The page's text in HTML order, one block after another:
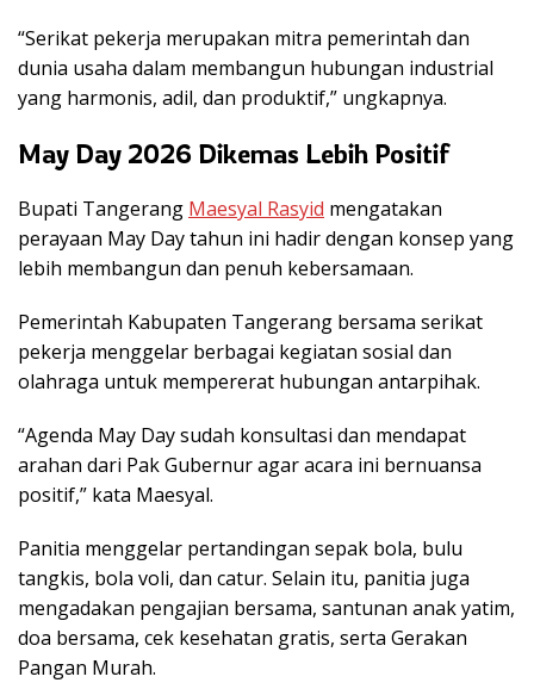
“Serikat pekerja merupakan mitra pemerintah dan
dunia usaha dalam membangun hubungan industrial
yang harmonis, adil, dan produktif,” ungkapnya.
May Day 2026 Dikemas Lebih Positif
Bupati Tangerang Maesyal Rasyid mengatakan
perayaan May Day tahun ini hadir dengan konsep yang
lebih membangun dan penuh kebersamaan.
Pemerintah Kabupaten Tangerang bersama serikat
pekerja menggelar berbagai kegiatan sosial dan
olahraga untuk mempererat hubungan antarpihak.
“Agenda May Day sudah konsultasi dan mendapat
arahan dari Pak Gubernur agar acara ini bernuansa
positif,” kata Maesyal.
Panitia menggelar pertandingan sepak bola, bulu
tangkis, bola voli, dan catur. Selain itu, panitia juga
mengadakan pengajian bersama, santunan anak yatim,
doa bersama, cek kesehatan gratis, serta Gerakan
Pangan Murah.